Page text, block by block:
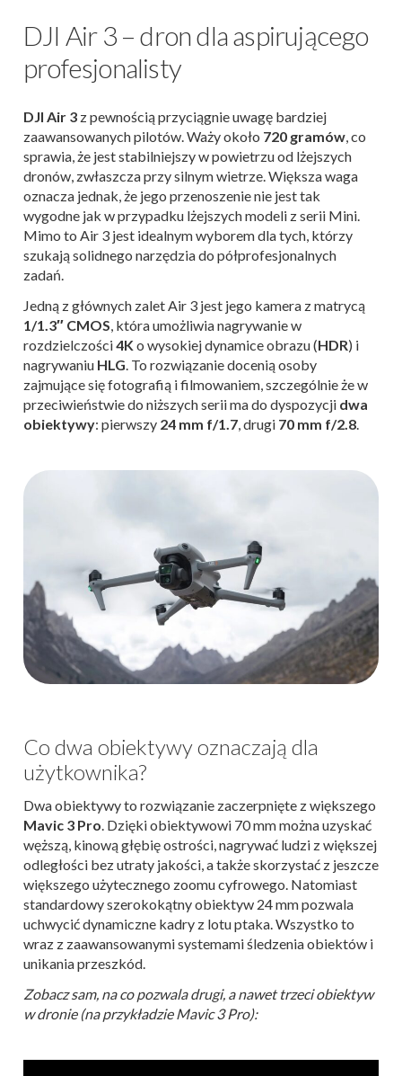
DJI Air 3 – dron dla aspirującego
profesjonalisty
DJI Air 3 z pewnością przyciągnie uwagę bardziej
zaawansowanych pilotów. Waży około 720 gramów, co
sprawia, że jest stabilniejszy w powietrzu od lżejszych
dronów, zwłaszcza przy silnym wietrze. Większa waga
oznacza jednak, że jego przenoszenie nie jest tak
wygodne jak w przypadku lżejszych modeli z serii Mini.
Mimo to Air 3 jest idealnym wyborem dla tych, którzy
szukają solidnego narzędzia do półprofesjonalnych
zadań.
Jedną z głównych zalet Air 3 jest jego kamera z matrycą
1/1.3″ CMOS, która umożliwia nagrywanie w
rozdzielczości4K o wysokiej dynamice obrazu (HDR) i
nagrywaniu HLG. To rozwiązanie docenią osoby
zajmujące się fotografią i filmowaniem, szczególnie że w
przeciwieństwie do niższych serii ma do dyspozycji dwa
obiektywy: pierwszy 24 mm f/1.7, drugi 70 mm f/2.8.
Co dwa obiektywy oznaczają dla
użytkownika?
Dwa obiektywy to rozwiązanie zaczerpnięte z większego
Mavic 3 Pro . Dzięki obiektywowi 70 mm można uzyskać
węższą, kinową głębię ostrości, nagrywać ludzi z większej
odległości bez utraty jakości, a także skorzystać z jeszcze
większego użytecznego zoomu cyfrowego. Natomiast
standardowy szerokokątny obiektyw 24 mm pozwala
uchwycić dynamiczne kadry z lotu ptaka. Wszystko to
wraz z zaawansowanymi systemami śledzenia obiektów i
unikania przeszkód.
Zobacz sam, na co pozwala drugi, a nawet trzeci obiektyw
w dronie (na przykładzie Mavic 3 Pro):